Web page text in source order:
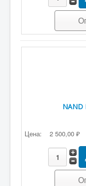
NAND
Цена: 2 500,00 ₽